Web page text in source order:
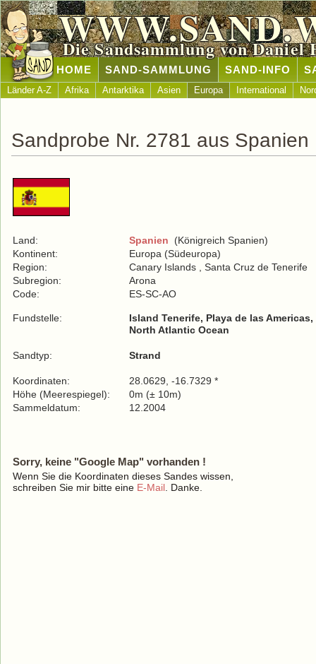
Die Sandsammlung von Daniel
HOME SAND-SAMMLUNG SAND-INFO
Länder A-Z Afrika Antarktika Asien Europa International
Sandprobe Nr. 2781 aus Spanien
Land: Spanien (Königreich Spanien)
Kontinent:
Europa (Südeuropa)
Region:
Canary Islands , Santa Cruz de Tenerife
Subregion:
Arona
Code:
ES-SC-AO
Fundstelle:
Island Tenerife, Playa de las
North Atlantic Ocean
Sandtyp: Strand
Koordinaten:
28.0629, -16.7329 *
Höhe (Meerespiegel):
0m (± 10m)
Sammeldatum:
12.2004
Sorry, keine "Google Map" vorhanden !
Wenn Sie die Koordinaten dieses Sandes wissen,
schreiben Sie mir bitte eine E-Mail . Danke.